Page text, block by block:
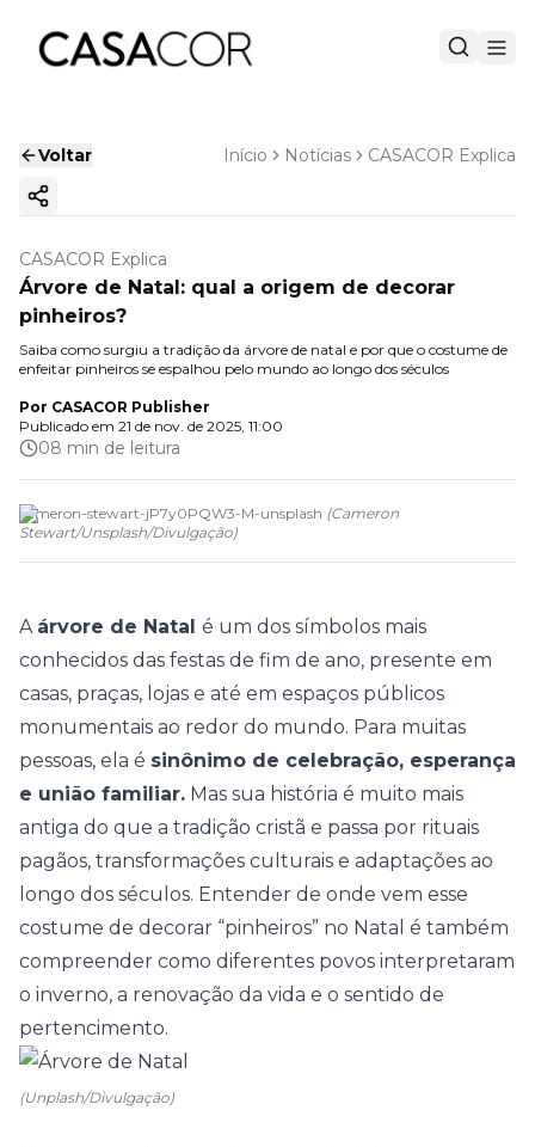
Voltar Início Notícias CASACOR Explica
Copiar link
CASACOR Explica
Árvore de Natal: qual a origem de decorar
pinheiros?
Saiba como surgiu a tradição da árvore de natal e por que o costume de
enfeitar pinheiros se espalhou pelo mundo ao longo dos séculos
Por CASACOR Publisher
Publicado em 21 de nov. de 2025, 11:00
08 min de leitura
cameron-stewart-jP7y0PQW3-M-unsplash (Cameron
Stewart/Unsplash/Divulgação)
A árvore de Natal é um dos símbolos mais
conhecidos das festas de fim de ano, presente em
casas, praças, lojas e até em espaços públicos
monumentais ao redor do mundo. Para muitas
pessoas, ela é sinônimo de celebração, esperança
e união familiar. Mas sua história é muito mais
antiga do que a tradição cristã e passa por rituais
pagãos, transformações culturais e adaptações ao
longo dos séculos. Entender de onde vem esse
costume de decorar “pinheiros” no Natal é também
compreender como diferentes povos interpretaram
o inverno, a renovação da vida e o sentido de
pertencimento.
(Unplash/Divulgação)